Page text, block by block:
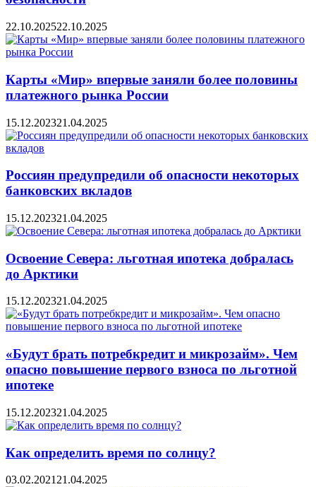
22.10.202522.10.2025
Карты «Мир» впервые заняли более половины
платежного рынка России
15.12.202321.04.2025
Россиян предупредили об опасности некоторых
банковских вкладов
15.12.202321.04.2025
Освоение Севера: льготная ипотека добралась
до Арктики
15.12.202321.04.2025
«Будут брать потребкредит и микрозайм». Чем
опасно повышение первого взноса по льготной
ипотеке
15.12.202321.04.2025
Как определить время по солнцу?
03.02.2021 21.04.2025